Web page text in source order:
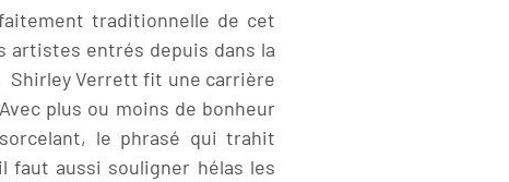
traditionnelle de cet
artistes entrés depuis dans la
Shirley Verrett fit une carrière
plus ou moins de bonheur
le phrasé qui trahit
aussi souligner hélas les